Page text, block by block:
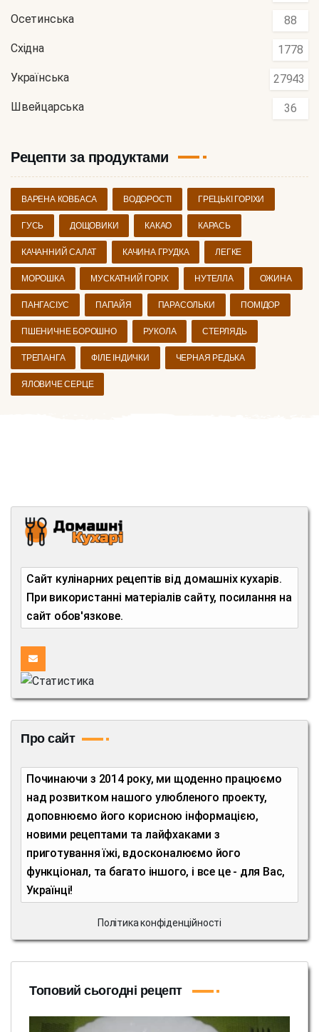
Осетинська 88
Східна 1778
Українська 27943
Швейцарська 36
Рецепти за продуктами
ВАРЕНА КОВБАСА ВОДОРОСТІ ГРЕЦЬКІ ГОРІХИ
ГУСЬ ДОЩОВИКИ КАКАО КАРАСЬ
КАЧАННИЙ САЛАТ КАЧИНА ГРУДКА ЛЕГКЕ
МОРОШКА МУСКАТНИЙ ГОРІХ НУТЕЛЛА ОЖИНА
ПАНГАСІУС ПАПАЙЯ ПАРАСОЛЬКИ ПОМІДОР
ПШЕНИЧНЕ БОРОШНО РУКОЛА СТЕРЛЯДЬ
ТРЕПАНГА ФІЛЕ ІНДИЧКИ ЧЕРНАЯ РЕДЬКА
ЯЛОВИЧЕ СЕРЦЕ
Сайт кулінарних рецептів від домашніх кухарів.
При використанні матеріалів сайту, посилання на
сайт обов'язкове.
Про сайт
Починаючи з 2014 року, ми щоденно працюємо
над розвитком нашого улюбленого проекту,
доповнюємо його корисною інформацією,
новими рецептами та лайфхаками з
приготування їжі, вдосконалюємо його
функціонал, та багато іншого, і все це - для Вас,
Українці!
Політика конфіденційності
Топовий сьогодні рецепт